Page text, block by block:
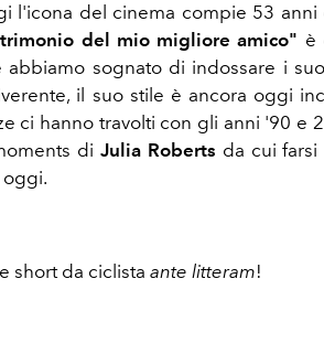
l'icona del cinema compie 53 anni
del mio migliore amico" è
abbiamo sognato di indossare i
il suo stile è ancora oggi
ci hanno travolti con gli anni '90 e
diJulia Roberts da cui
short da ciclista ante litteram!